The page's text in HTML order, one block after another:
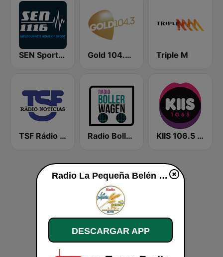
SEN Sports 1116 AM Gold 104.3 FM Triple M
TSF Rádio Notícias Radio Bollerwagen KIIS 106.5 FM
Radio La Pequeña Belén en vivo
DESCARGAR APP